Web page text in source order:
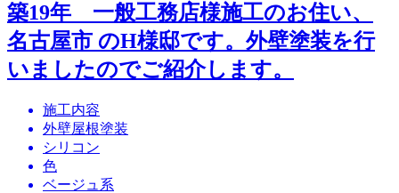
築19年 一般工務店様施工のお住い、
名古屋市 のH様邸です。外壁塗装を行
いましたのでご紹介します。
施工内容
外壁屋根塗装
シリコン
色
ベージュ系